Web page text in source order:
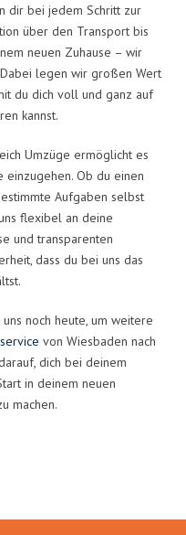
dir bei jedem Schritt zur
über den Transport bis
neuen Zuhause – wir
legen wir großen Wert
du dich voll und ganz auf
kannst.
Umzüge ermöglicht es
Ob du einen
Aufgaben selbst
flexibel an deine
und transparenten
dass du bei uns das
noch heute, um weitere
von Wiesbaden nach
dich bei deinem
in deinem neuen
machen.